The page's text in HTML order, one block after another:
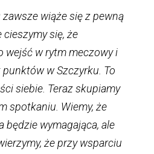
wiąże się z pewną
cieszymy się, że
wejść w rytm meczowy i
w Szczyrku. To
siebie. Teraz skupiamy
spotkaniu. Wiemy, że
będzie wymagająca, ale
że przy wsparciu